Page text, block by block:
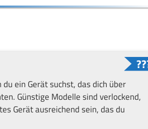
ein Gerät suchst, das dich über
Günstige Modelle sind verlockend,
Gerät ausreichend sein, das du